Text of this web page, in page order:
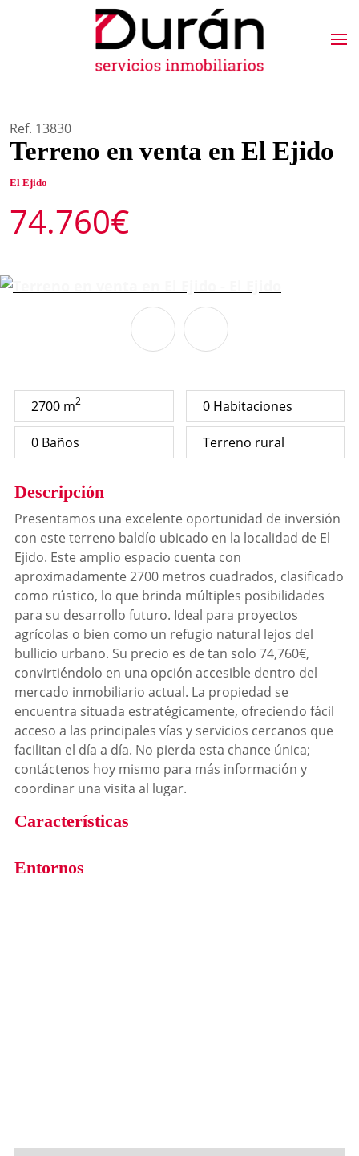
Ref. 13830
Terreno en venta en El Ejido
El Ejido
74.760€
2700 m2 0 Habitaciones
0 Baños Terreno rural
Descripción
Presentamos una excelente oportunidad de inversión
con este terreno baldío ubicado en la localidad de El
Ejido. Este amplio espacio cuenta con
aproximadamente 2700 metros cuadrados, clasificado
como rústico, lo que brinda múltiples posibilidades
para su desarrollo futuro. Ideal para proyectos
agrícolas o bien como un refugio natural lejos del
bullicio urbano. Su precio es de tan solo 74,760€,
convirtiéndolo en una opción accesible dentro del
mercado inmobiliario actual. La propiedad se
encuentra situada estratégicamente, ofreciendo fácil
acceso a las principales vías y servicios cercanos que
facilitan el día a día. No pierda esta chance única;
contáctenos hoy mismo para más información y
coordinar una visita al lugar.
Características
Entornos